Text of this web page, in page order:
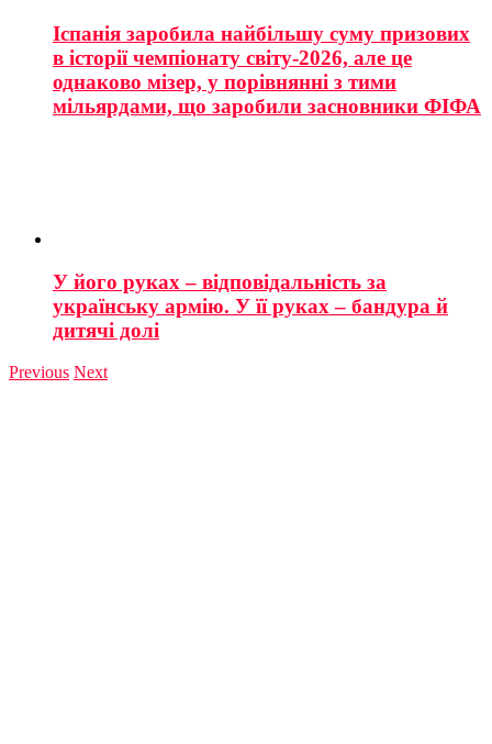
Іспанія заробила найбільшу суму призових
в історії чемпіонату світу-2026, але це
однаково мізер, у порівнянні з тими
мільярдами, що заробили засновники ФІФА
У його руках – відповідальність за
українську армію. У її руках – бандура й
дитячі долі
Previous Next